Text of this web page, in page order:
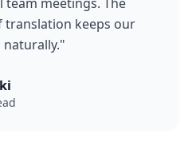
translation keeps our
"